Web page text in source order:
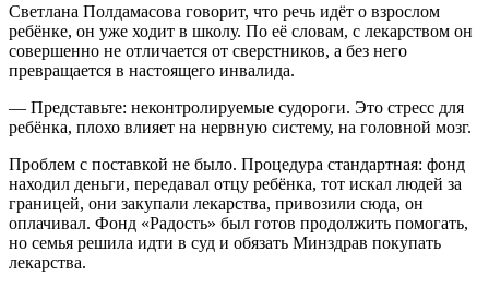
Светлана Полдамасова говорит, что речь идёт о взрослом
ребёнке, он уже ходит в школу. По её словам, с лекарством он
совершенно не отличается от сверстников, а без него
превращается в настоящего инвалида.
— Представьте: неконтролируемые судороги. Это стресс для
ребёнка, плохо влияет на нервную систему, на головной мозг.
Проблем с поставкой не было. Процедура стандартная: фонд
находил деньги, передавал отцу ребёнка, тот искал людей за
границей, они закупали лекарства, привозили сюда, он
оплачивал. Фонд «Радость» был готов продолжить помогать,
но семья решила идти в суд и обязать Минздрав покупать
лекарства.